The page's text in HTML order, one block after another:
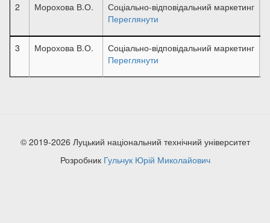
2
Морохова В.О.
Соціально-відповідальний маркетинг
Переглянути
3
Морохова В.О.
Соціально-відповідальний маркетинг
Переглянути
© 2019-2026 Луцький національний технічний університет
Розробник Гульчук Юрій Миколайович